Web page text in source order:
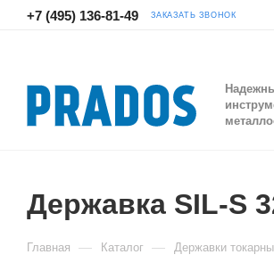
+7 (495) 136-81-49 ЗАКАЗАТЬ ЗВОНОК
Державка SIL-S
Главная — Каталог — Державки